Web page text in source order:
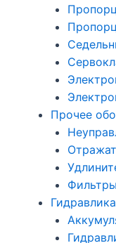
Прочее
Фильтры